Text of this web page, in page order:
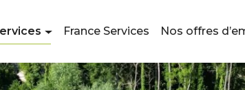
France Services Nos offres